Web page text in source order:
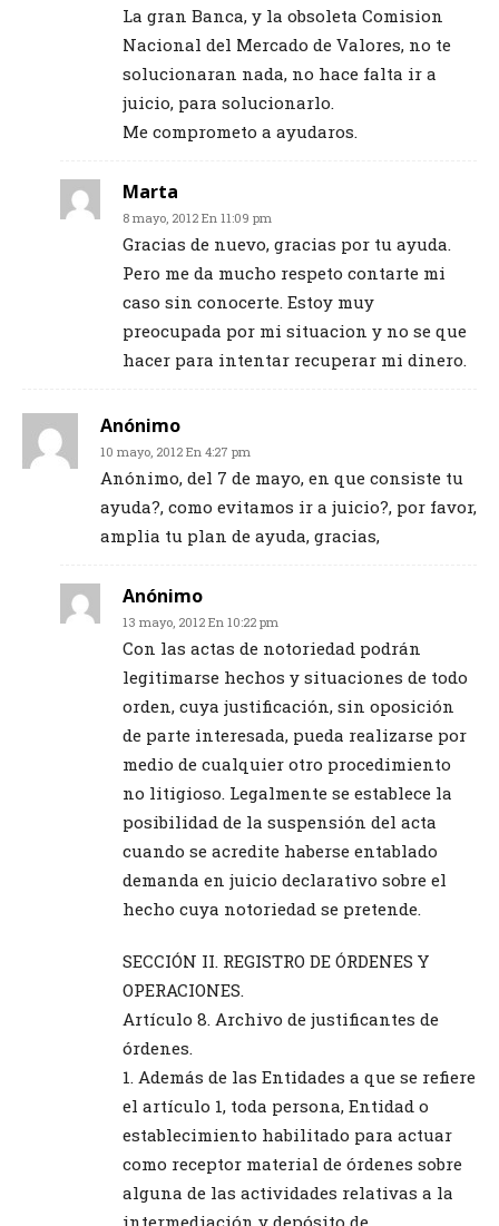
La gran Banca, y la obsoleta Comision
Nacional del Mercado de Valores, no te
solucionaran nada, no hace falta ir a
juicio, para solucionarlo.
Me comprometo a ayudaros.
Marta
8 mayo, 2012 En 11:09 pm
Gracias de nuevo, gracias por tu ayuda.
Pero me da mucho respeto contarte mi
caso sin conocerte. Estoy muy
preocupada por mi situacion y no se que
hacer para intentar recuperar mi dinero.
Anónimo
10 mayo, 2012 En 4:27 pm
Anónimo, del 7 de mayo, en que consiste tu
ayuda?, como evitamos ir a juicio?, por favor,
amplia tu plan de ayuda, gracias,
Anónimo
13 mayo, 2012 En 10:22 pm
Con las actas de notoriedad podrán
legitimarse hechos y situaciones de todo
orden, cuya justificación, sin oposición
de parte interesada, pueda realizarse por
medio de cualquier otro procedimiento
no litigioso. Legalmente se establece la
posibilidad de la suspensión del acta
cuando se acredite haberse entablado
demanda en juicio declarativo sobre el
hecho cuya notoriedad se pretende.
SECCIÓN II. REGISTRO DE ÓRDENES Y
OPERACIONES.
Artículo 8. Archivo de justificantes de
órdenes.
1. Además de las Entidades a que se refiere
el artículo 1, toda persona, Entidad o
establecimiento habilitado para actuar
como receptor material de órdenes sobre
alguna de las actividades relativas a la